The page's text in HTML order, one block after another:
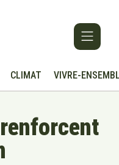
CLIMAT VIVRE-